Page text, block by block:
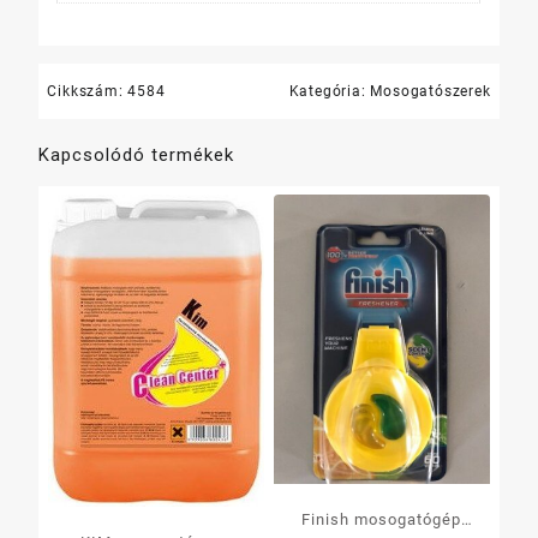
Cikkszám:4584 Kategória: Mosogatószerek
Kapcsolódó termékek
Finish mosogatógép